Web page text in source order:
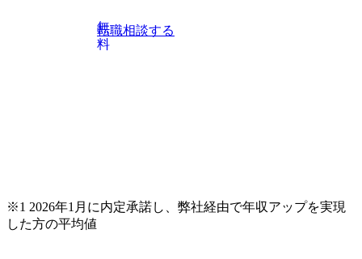
ンサルタントも登壇しますので、当社へ気になることや転
職後のご不安な事はその場でご質問いただけますので、ぜ
承ください。 【服装・持ち物】 ・特になし カジュアルな服
装でご参加ください。 【募集ポジション】 ITコンサルタン
無
料
転職相談する
※1 2026年1月に内定承諾し、弊社経由で年収アップを実現
した方の平均値